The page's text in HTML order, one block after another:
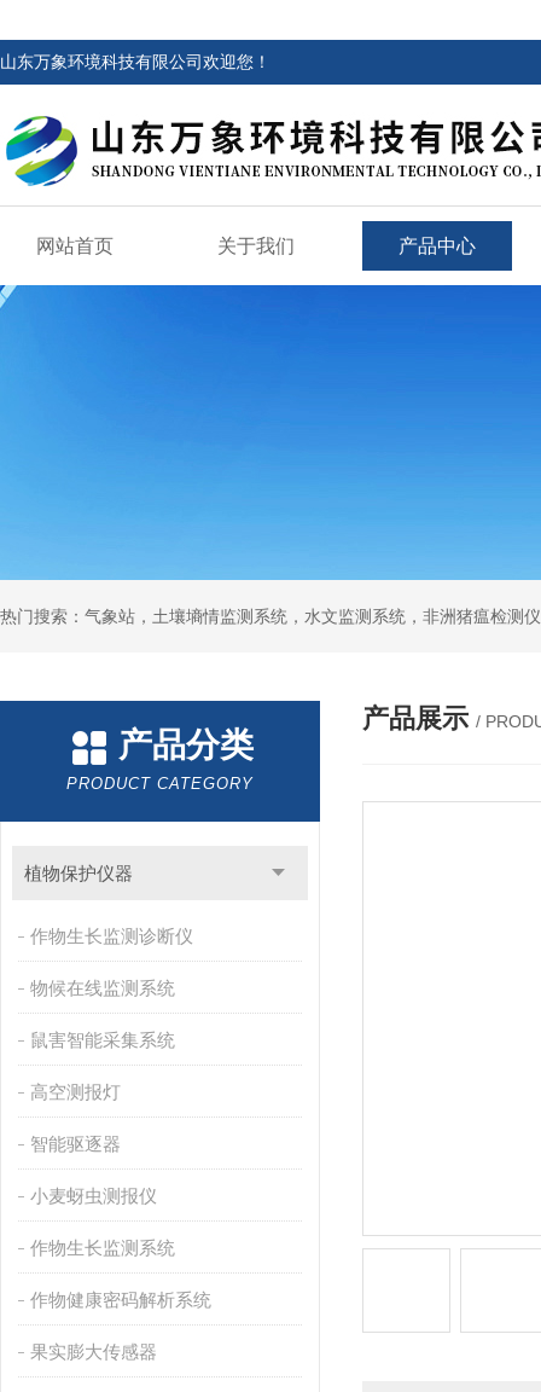
山东万象环境科技有限公司欢迎您！
网站首页 关于我们 产品中心
热门搜索：气象站，土壤墒情监测系统，水文监测系统，非洲猪瘟检测
产品分类
PRODUCT CATEGORY
植物保护仪器
作物生长监测诊断仪
物候在线监测系统
鼠害智能采集系统
高空测报灯
智能驱逐器
小麦蚜虫测报仪
作物生长监测系统
作物健康密码解析系统
果实膨大传感器
产品展示 /